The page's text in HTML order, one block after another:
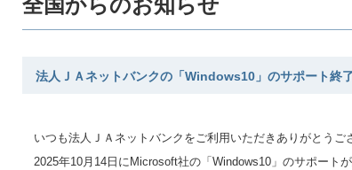
全国からのお知らせ
法人ＪＡネットバンクの「Windows10」のサポート終
いつも法人ＪＡネットバンクをご利用いただきありがとうご
2025年10月14日にMicrosoft社の「Windows10」のサポート